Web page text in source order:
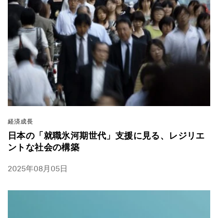
経済成長
日本の「就職氷河期世代」支援に見る、レジリエ
ントな社会の構築
2025年08月05日